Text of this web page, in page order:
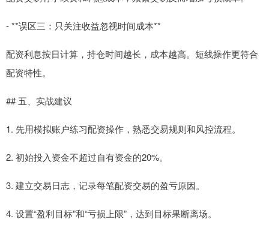
- **误区三：只关注收益忽视时间成本**
配资利息按日计算，持仓时间越长，成本越高。短线操作更符合
配资特性。
## 五、实战建议
1. 先用模拟账户练习配资操作，熟悉交易规则和风控流程。
2. 初始投入资金不超过自有资金的20%。
3. 建立交易日志，记录每笔配资交易的盈亏原因。
4. 设置“盈利目标”和“亏损上限”，达到目标果断离场。